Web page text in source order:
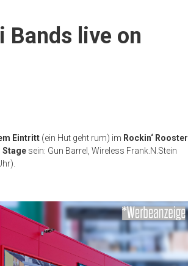
Bands live on
Eintritt (ein Hut geht rum) im Rockin‘ Rooster
Stage sein: Gun Barrel, Wireless Frank.N.Stein